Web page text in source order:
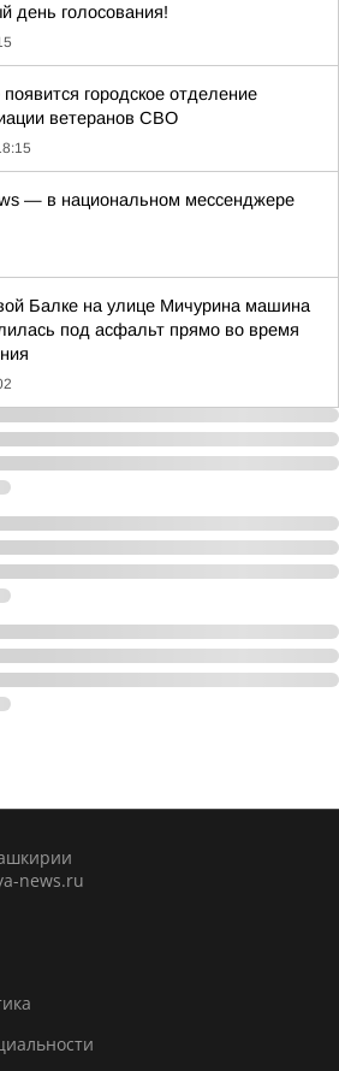
день голосования!
городское отделение
ветеранов СВО
— в национальном мессенджере
Балке на улице Мичурина машина
под асфальт прямо во время
news.ru